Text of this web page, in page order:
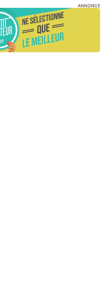
ANNONCE